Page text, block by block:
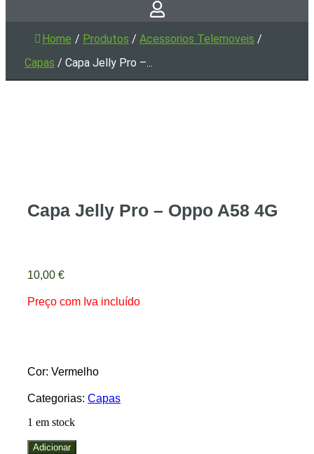
Home / Produtos / Acessorios Telemoveis /
Capas / Capa Jelly Pro –...
Capa Jelly Pro – Oppo A58 4G
10,00 €
Preço com Iva incluído
Cor: Vermelho
Categorias: Capas
1 em stock
Quantidade
Adicionar